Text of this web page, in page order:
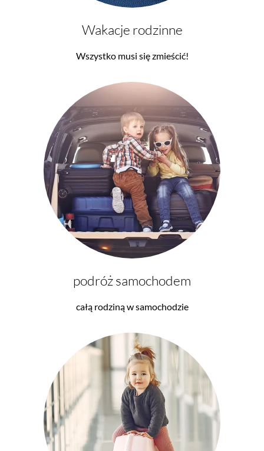
Wakacje rodzinne
Wszystko musi się zmieścić!
podróż samochodem
całą rodziną w samochodzie